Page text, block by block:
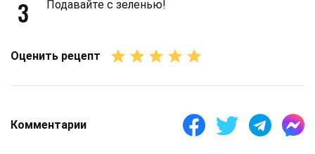
3 Подавайте с зеленью!
Оценить рецепт
Комментарии